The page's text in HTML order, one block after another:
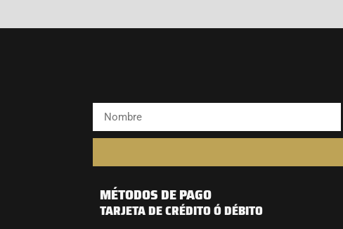
MÉTODOS DE PAGO
TARJETA DE CRÉDITO Ó DÉBITO